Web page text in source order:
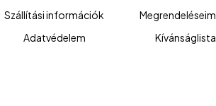
Szállítási információk
Adatvédelem
Megrendeléseim
Kívánságlista